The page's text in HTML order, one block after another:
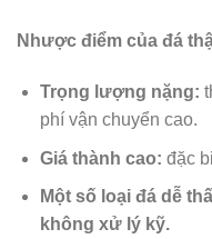
Nhược điểm của đá
Trọng lượng nặng:
phí vận chuyển cao.
Giá thành cao: đặc
Một số loại đá dễ
không xử lý kỹ.